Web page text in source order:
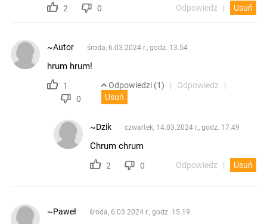
2 0 Odpowiedz Usuń
~Autor środa, 6.03.2024 r., godz. 13.54
hrum hrum!
1
0
Odpowiedzi (1)
Odpowiedz
Usuń
~Dzik czwartek, 14.03.2024 r., godz. 17.49
Chrum chrum
2 0 Odpowiedz Usuń
~Paweł środa, 6.03.2024 r., godz. 15.19